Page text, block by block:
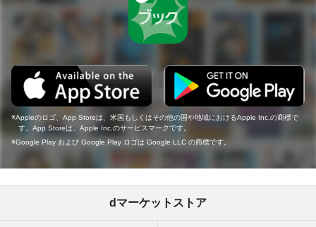
Appleのロゴ、App Storeは、米国もしくはその他の国や地域におけるApple Inc.の商標で
す。App Storeは、Apple Inc.のサービスマークです。
Google Play および Google Play ロゴは Google LLC の商標です。
dマーケットストア